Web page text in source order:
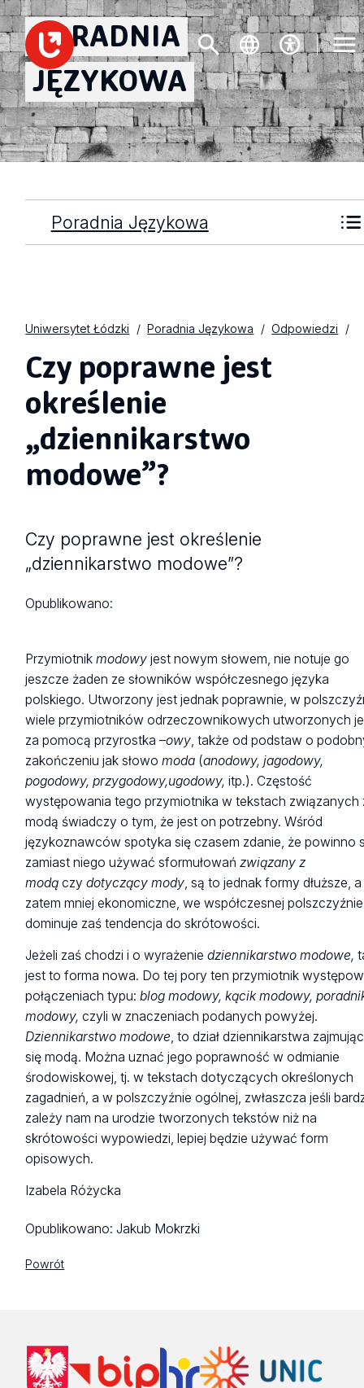
PORADNIA
JĘZYKOWA
Poradnia Językowa
Uniwersytet Łódzki Poradnia Językowa Odpowiedzi
Czy poprawne jest
określenie
„dziennikarstwo
modowe”?
Czy poprawne jest określenie
„dziennikarstwo modowe”?
Opublikowano:
Przymiotnikmodowyjest nowym słowem, nie notuje go
jeszcze żaden ze słowników współczesnego języka
polskiego. Utworzony jest jednak poprawnie, w
wiele przymiotników odrzeczownikowych utworzonych
za pomocą przyrostka –owy , także od podstaw o
zakończeniu jak słowomoda (anodowy, jagodowy,
pogodowy,przygodowy,ugodowy, itp.). Częstość
występowania tego przymiotnika w tekstach związanych
modą świadczy o tym, że jest on potrzebny. Wśród
językoznawców spotyka się czasem zdanie, że powinno
zamiast niego używać sformułowańzwiązany z
modączydotyczący mody , są to jednak formy dłuższe, a
zatem mniej ekonomiczne, we współczesnej polszczyźnie
dominuje zaś tendencja do skrótowości.
Jeżeli zaś chodzi i o wyrażeniedziennikarstwo modowe,
jest to forma nowa. Do tej pory ten przymiotnik
połączeniach typu:blog modowy, kącik modowy,
modowy,czyli w znaczeniach podanych powyżej.
Dziennikarstwo modowe, to dział dziennikarstwa
się modą. Można uznać jego poprawność w odmianie
środowiskowej, tj. w tekstach dotyczących określonych
zagadnień, a w polszczyźnie ogólnej, zwłaszcza jeśli
zależy nam na urodzie tworzonych tekstów niż na
skrótowości wypowiedzi, lepiej będzie używać form
opisowych.
Izabela Różycka
Opublikowano:Jakub Mokrzki
Powrót